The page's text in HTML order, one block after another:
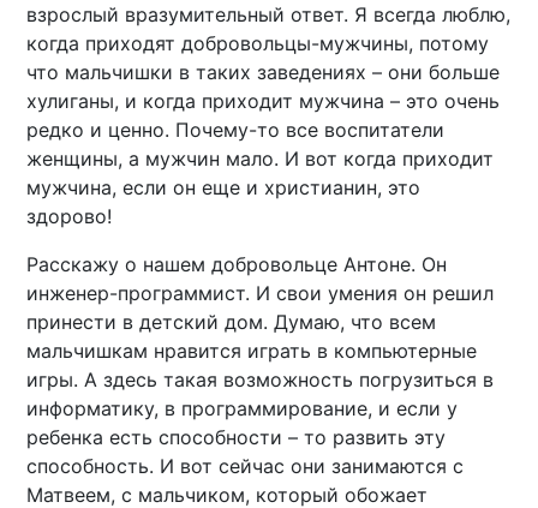
взрослый вразумительный ответ. Я всегда люблю,
когда приходят добровольцы-мужчины, потому
что мальчишки в таких заведениях – они больше
хулиганы, и когда приходит мужчина – это очень
редко и ценно. Почему-то все воспитатели
женщины, а мужчин мало. И вот когда приходит
мужчина, если он еще и христианин, это
здорово!
Расскажу о нашем добровольце Антоне. Он
инженер-программист. И свои умения он решил
принести в детский дом. Думаю, что всем
мальчишкам нравится играть в компьютерные
игры. А здесь такая возможность погрузиться в
информатику, в программирование, и если у
ребенка есть способности – то развить эту
способность. И вот сейчас они занимаются с
Матвеем, с мальчиком, который обожает